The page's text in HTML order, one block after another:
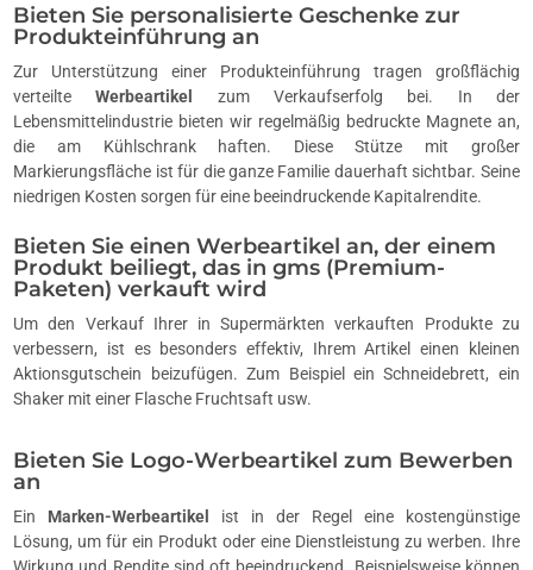
Bieten Sie personalisierte Geschenke zur
Produkteinführung an
Zur Unterstützung einer Produkteinführung tragen großflächig
verteilteWerbeartikel zum Verkaufserfolg bei. In der
Lebensmittelindustrie bieten wir regelmäßig bedruckte Magnete an,
die am Kühlschrank haften. Diese Stütze mit großer
Markierungsfläche ist für die ganze Familie dauerhaft sichtbar. Seine
niedrigen Kosten sorgen für eine beeindruckende Kapitalrendite.
Bieten Sie einen Werbeartikel an, der einem
Produkt beiliegt, das in gms (Premium-
Paketen) verkauft wird
Um den Verkauf Ihrer in Supermärkten verkauften Produkte zu
verbessern, ist es besonders effektiv, Ihrem Artikel einen kleinen
Aktionsgutschein beizufügen. Zum Beispiel ein Schneidebrett, ein
Shaker mit einer Flasche Fruchtsaft usw.
Bieten Sie Logo-Werbeartikel zum Bewerben
an
Ein Marken-Werbeartikel
ist in der Regel eine kostengünstige
Lösung, um für ein Produkt oder eine Dienstleistung zu werben. Ihre